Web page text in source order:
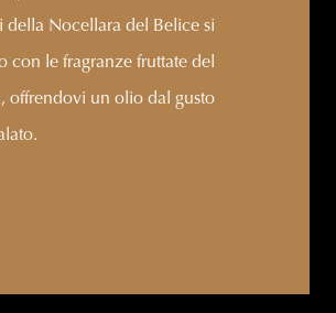
della Nocellara del Belice si
con le fragranze fruttate del
offrendovi un olio dal gusto